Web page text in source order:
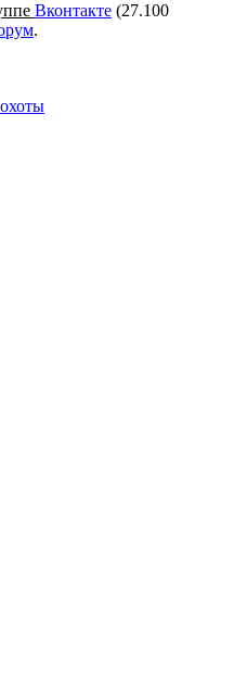
Вконтакте (27.100
.